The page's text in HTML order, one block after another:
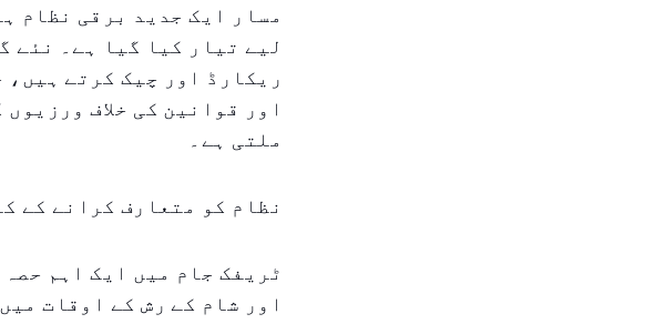
مسار ایک جدید برقی نظام
لیے تیار کیا گیا ہے۔ نئے
ریکارڈ اور چیک کرتے ہیں،
اور قوانین کی خلاف
ملتی ہے۔
نظام کو متعارف کرانے کے
ٹریفک جام میں ایک اہم
اور شام کے رش کے اوقات